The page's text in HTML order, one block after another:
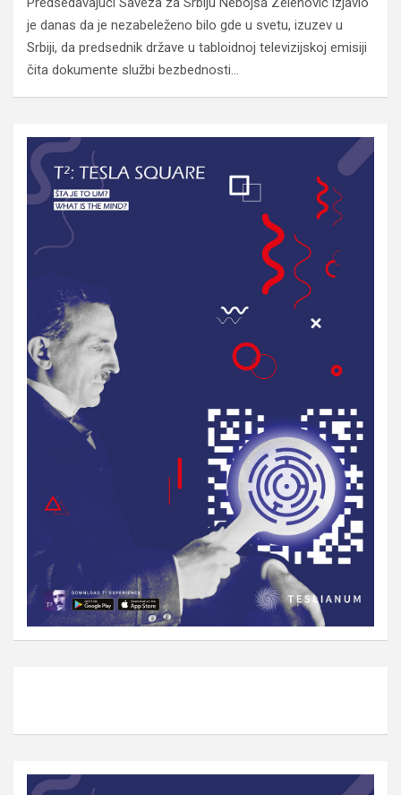
je danas da je nezabeleženo bilo gde u svetu, izuzev u
Srbiji, da predsednik države u tabloidnoj televizijskoj emisiji
čita dokumente službi bezbednosti…